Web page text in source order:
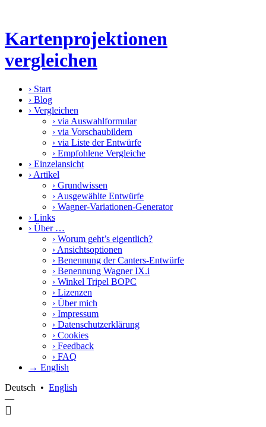
Kartenprojektionen
vergleichen
› Start
› Blog
› Vergleichen
› via Auswahlformular
› via Vorschaubildern
› via Liste der Entwürfe
› Empfohlene Vergleiche
› Einzelansicht
› Artikel
› Grundwissen
› Ausgewählte Entwürfe
› Wagner-Variationen-Generator
› Links
› Über …
› Worum geht’s eigentlich?
› Ansichtsoptionen
› Benennung der Canters-Entwürfe
› Benennung Wagner IX.i
› Winkel Tripel BOPC
› Lizenzen
› Über mich
› Impressum
› Datenschutzerklärung
› Cookies
› Feedback
› FAQ
→ English
Deutsch • English
—